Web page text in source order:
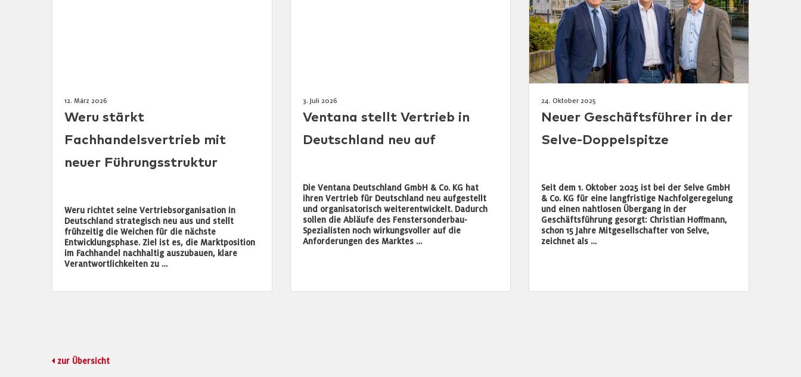
12. März 2026
Weru stärkt
Fachhandelsvertrieb mit
neuer Führungsstruktur
Weru richtet seine Vertriebsorganisation in
Deutschland strategisch neu aus und stellt
frühzeitig die Weichen für die nächste
Entwicklungsphase. Ziel ist es, die Marktposition
im Fachhandel nachhaltig auszubauen, klare
Verantwortlichkeiten zu …
3. Juli 2026
Ventana stellt Vertrieb in
Deutschland neu auf
Die Ventana Deutschland GmbH & Co. KG hat
ihren Vertrieb für Deutschland neu aufgestellt
und organisatorisch weiterentwickelt. Dadurch
sollen die Abläufe des Fenstersonderbau-
Spezialisten noch wirkungsvoller auf die
Anforderungen des Marktes …
24. Oktober 2025
Neuer Geschäftsführer in der
Selve-Doppelspitze
Seit dem 1. Oktober 2025 ist bei der Selve GmbH
& Co. KG für eine langfristige Nachfolgeregelung
und einen nahtlosen Übergang in der
Geschäftsführung gesorgt: Christian Hoffmann,
schon 15 Jahre Mitgesellschafter von Selve,
zeichnet als …
zur Übersicht